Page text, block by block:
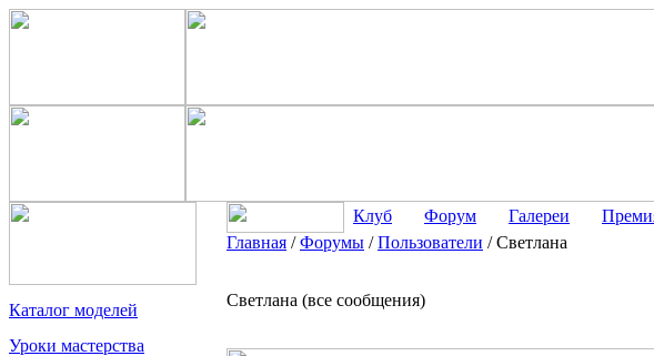
Каталог моделей
Уроки мастерства
Клуб Форум Галереи
Главная /Форумы /Пользователи /Светлана
Светлана (все сообщения)